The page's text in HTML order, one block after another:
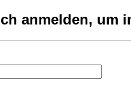
anmelden, um